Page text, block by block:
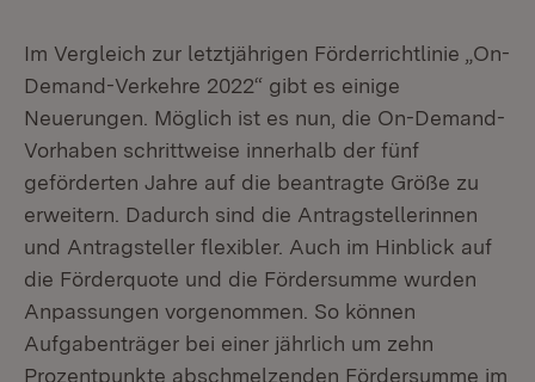
Im Vergleich zur letztjährigen Förderrichtlinie „On-
Demand-Verkehre 2022“ gibt es einige
Neuerungen. Möglich ist es nun, die On-Demand-
Vorhaben schrittweise innerhalb der fünf
geförderten Jahre auf die beantragte Größe zu
erweitern. Dadurch sind die Antragstellerinnen
und Antragsteller flexibler. Auch im Hinblick auf
die Förderquote und die Fördersumme wurden
Anpassungen vorgenommen. So können
Aufgabenträger bei einer jährlich um zehn
Prozentpunkte abschmelzenden Fördersumme im